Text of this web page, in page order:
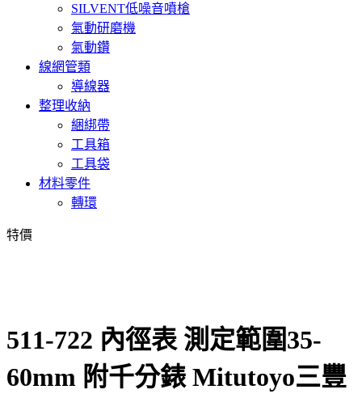
SILVENT低噪音噴槍
氣動研磨機
氣動鑽
線網管類
導線器
整理收納
綑綁帶
工具箱
工具袋
材料零件
轉環
特價
511-722 內徑表 測定範圍35-
60mm 附千分錶 Mitutoyo三豐